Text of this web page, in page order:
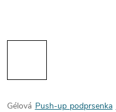
Gélová Push-up podprsenka